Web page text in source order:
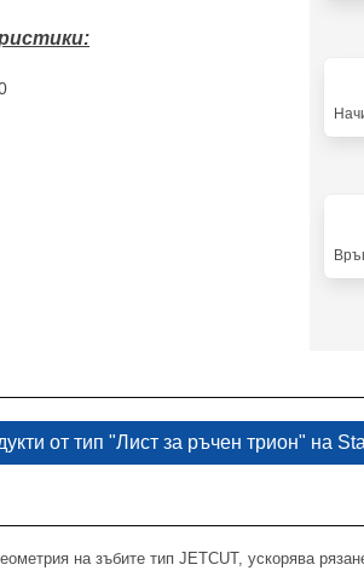
от тип "Лист за ръчен трион" на
на зъбите тип JETCUT, ускорява